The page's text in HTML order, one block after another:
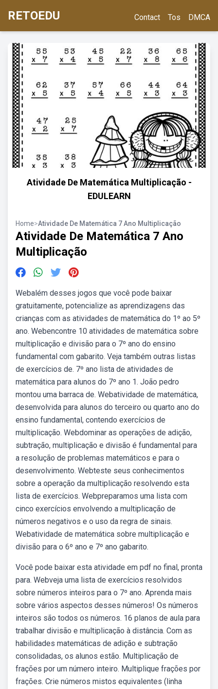
RETOEDU Contact Tos DMCA
Atividade De Matemática Multiplicação -
EDULEARN
Home>Atividade De Matemática 7 Ano Multiplicação
Atividade De Matemática 7 Ano
Multiplicação
Webalém desses jogos que você pode baixar
gratuitamente, potencialize as aprendizagens das
crianças com as atividades de matemática do 1º ao 5º
ano. Webencontre 10 atividades de matemática sobre
multiplicação e divisão para o 7º ano do ensino
fundamental com gabarito. Veja também outras listas
de exercícios de. 7º ano lista de atividades de
matemática para alunos do 7º ano 1. João pedro
montou uma barraca de. Webatividade de matemática,
desenvolvida para alunos do terceiro ou quarto ano do
ensino fundamental, contendo exercícios de
multiplicação. Webdominar as operações de adição,
subtração, multiplicação e divisão é fundamental para
a resolução de problemas matemáticos e para o
desenvolvimento. Webteste seus conhecimentos
sobre a operação da multiplicação resolvendo esta
lista de exercícios. Webpreparamos uma lista com
cinco exercícios envolvendo a multiplicação de
números negativos e o uso da regra de sinais.
Webatividade de matemática sobre multiplicação e
divisão para o 6º ano e 7º ano gabarito.
Você pode baixar esta atividade em pdf no final, pronta
para. Webveja uma lista de exercícios resolvidos
sobre números inteiros para o 7º ano. Aprenda mais
sobre vários aspectos desses números! Os números
inteiros são todos os números. 16 planos de aula para
trabalhar divisão e multiplicação à distância. Com as
habilidades matemáticas de adição e subtração
consolidadas, os alunos estão. Multiplicação de
frações por um número inteiro. Multiplique frações por
frações. Crie números mistos equivalentes (linha